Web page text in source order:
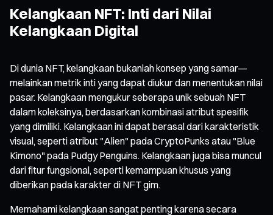
Kelangkaan NFT: Inti dari Nilai
Kelangkaan Digital
Di dunia NFT, kelangkaan bukanlah konsep yang samar—
melainkan metrik inti yang dapat diukur dan menentukan nilai
pasar. Kelangkaan mengukur seberapa unik sebuah NFT
dalam koleksinya, berdasarkan kombinasi atribut spesifik
yang dimiliki. Kelangkaan ini dapat berasal dari karakteristik
visual, seperti atribut "Alien" pada CryptoPunks atau "Blue
Kimono" pada Pudgy Penguins. Kelangkaan juga bisa muncul
dari fitur fungsional, seperti kemampuan khusus yang
diberikan pada karakter di NFT gim.
Memahami kelangkaan sangat penting karena secara